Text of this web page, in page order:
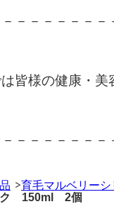
－－－－－－－
皆様の健康・
－－－－－－－
育毛マルベリーシ
ク 150ml 2個